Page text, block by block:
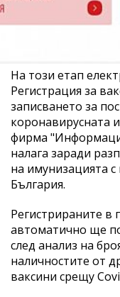
На този етап
Регистрация за
записването за
коронавирусната
фирма
налага заради
на имунизацията
България.
Регистрираните в
автоматично ще
след анализ на
наличностите от
ваксини срещу